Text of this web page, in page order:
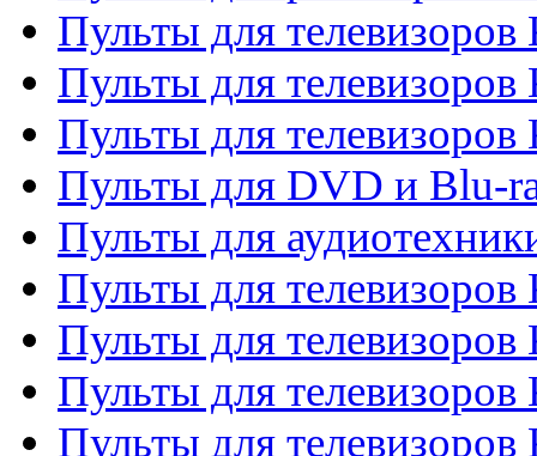
Пульты для телевизоров
Пульты для телевизоров
Пульты для телевизоров
Пульты для DVD и Blu-
Пульты для
Пульты для
Пульты для телевизоров
Пульты для телевизоров
Пульты для телевизоров